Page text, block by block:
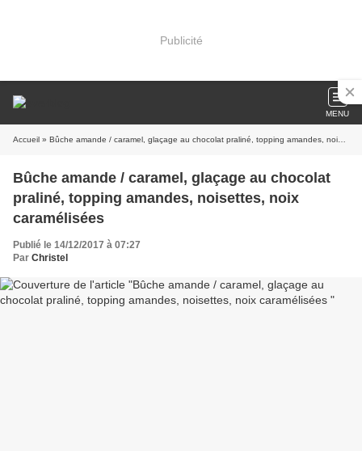
Publicité
MENU
Accueil » Bûche amande / caramel, glaçage au chocolat praliné, topping amandes, noisettes, noix caramélisées
Bûche amande / caramel, glaçage au chocolat
praliné, topping amandes, noisettes, noix
caramélisées
Publié le 14/12/2017 à 07:27
Par Christel